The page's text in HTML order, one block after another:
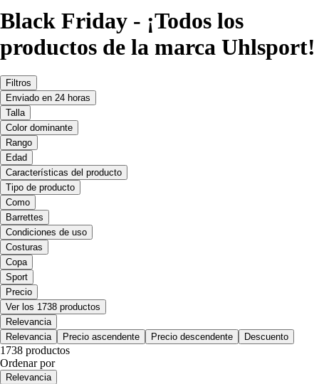
Black Friday - ¡Todos los
productos de la marca Uhlsport!
Filtros
Enviado en 24 horas
Talla
Color dominante
Rango
Edad
Características del producto
Tipo de producto
Como
Barrettes
Condiciones de uso
Costuras
Copa
Sport
Precio
Ver los 1738 productos
Relevancia
Relevancia
Precio ascendente Precio descendente Descuento
1738 productos
Ordenar por
Relevancia